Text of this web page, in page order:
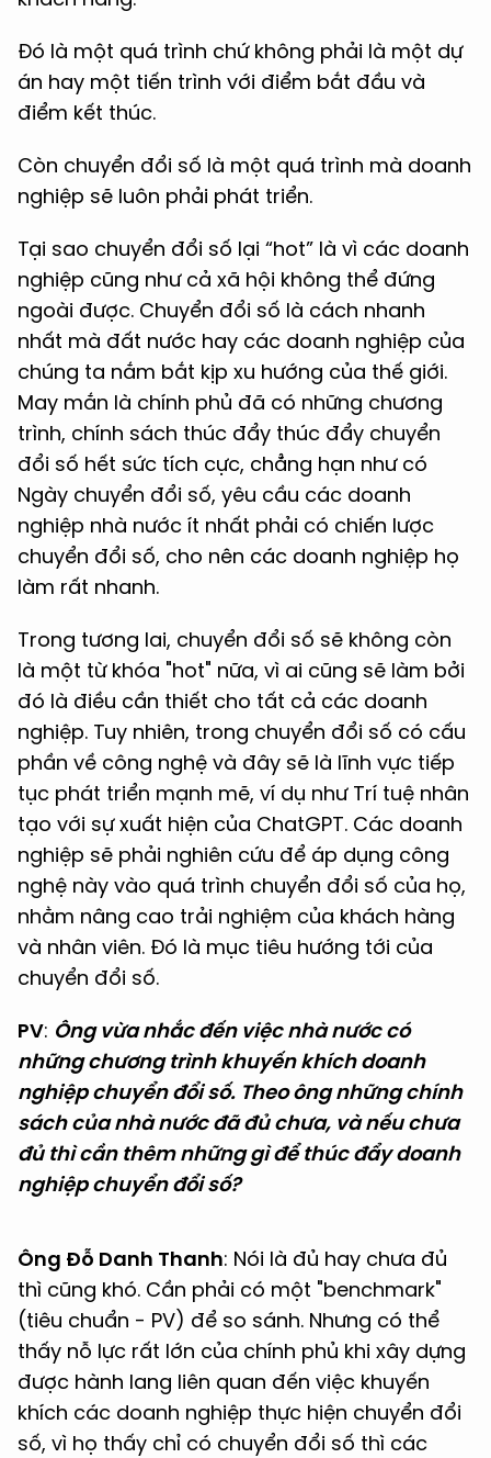
Đó là một quá trình chứ không phải là một dự
án hay một tiến trình với điểm bắt đầu và
điểm kết thúc.
Còn chuyển đổi số là một quá trình mà doanh
nghiệp sẽ luôn phải phát triển.
Tại sao chuyển đổi số lại “hot” là vì các doanh
nghiệp cũng như cả xã hội không thể đứng
ngoài được. Chuyển đổi số là cách nhanh
nhất mà đất nước hay các doanh nghiệp của
chúng ta nắm bắt kịp xu hướng của thế giới.
May mắn là chính phủ đã có những chương
trình, chính sách thúc đẩy thúc đẩy chuyển
đổi số hết sức tích cực, chẳng hạn như có
Ngày chuyển đổi số, yêu cầu các doanh
nghiệp nhà nước ít nhất phải có chiến lược
chuyển đổi số, cho nên các doanh nghiệp họ
làm rất nhanh.
Trong tương lai, chuyển đổi số sẽ không còn
là một từ khóa "hot" nữa, vì ai cũng sẽ làm bởi
đó là điều cần thiết cho tất cả các doanh
nghiệp. Tuy nhiên, trong chuyển đổi số có cấu
phần về công nghệ và đây sẽ là lĩnh vực tiếp
tục phát triển mạnh mẽ, ví dụ như Trí tuệ nhân
tạo với sự xuất hiện của ChatGPT. Các doanh
nghiệp sẽ phải nghiên cứu để áp dụng công
nghệ này vào quá trình chuyển đổi số của họ,
nhằm nâng cao trải nghiệm của khách hàng
và nhân viên. Đó là mục tiêu hướng tới của
chuyển đổi số.
PV: Ông vừa nhắc đến việc nhà nước có
những chương trình khuyến khích doanh
nghiệp chuyển đổi số. Theo ông những chính
sách của nhà nước đã đủ chưa, và nếu chưa
đủ thì cần thêm những gì để thúc đẩy doanh
nghiệp chuyển đổi số?
Ông Đỗ Danh Thanh: Nói là đủ hay chưa đủ
thì cũng khó. Cần phải có một "benchmark"
(tiêu chuẩn - PV) để so sánh. Nhưng có thể
thấy nỗ lực rất lớn của chính phủ khi xây dựng
được hành lang liên quan đến việc khuyến
khích các doanh nghiệp thực hiện chuyển đổi
số, vì họ thấy chỉ có chuyển đổi số thì các